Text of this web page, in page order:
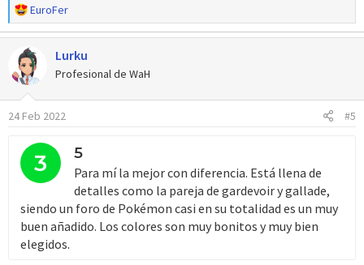
R
e
a
c
c
i
o
n
s
EuroFer
Lurku
Profesional de WaH
24 Feb 2022 #5
3 5
Para mí la mejor con diferencia. Está llena de
detalles como la pareja de gardevoir y gallade,
siendo un foro de Pokémon casi en su totalidad es un muy
buen añadido. Los colores son muy bonitos y muy bien
elegidos.